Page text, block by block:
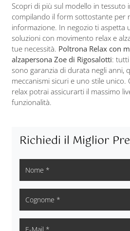
Scopri di più sul modello in tessuto
compilando il form sottostante per
informazione. In negozio ti aspetta
soluzioni con movimento relax e
tue necessità. Poltrona Relax con
alzapersona Zoe di Rigosalotti:
sono garanzia di durata negli anni,
meccanismi sicuri e uno stile unico.
relax potrai assicurarti il massimo
funzionalità.
Richiedi il Miglior